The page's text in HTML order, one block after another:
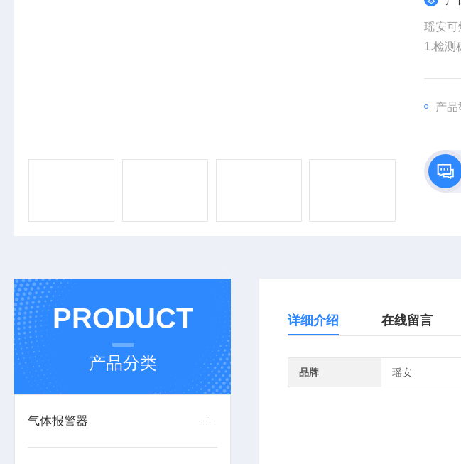
瑶安可
1.检测
4.输出
产品
PRODUCT
产品分类
气体报警器
详细介绍 在线留言
品牌 瑶安